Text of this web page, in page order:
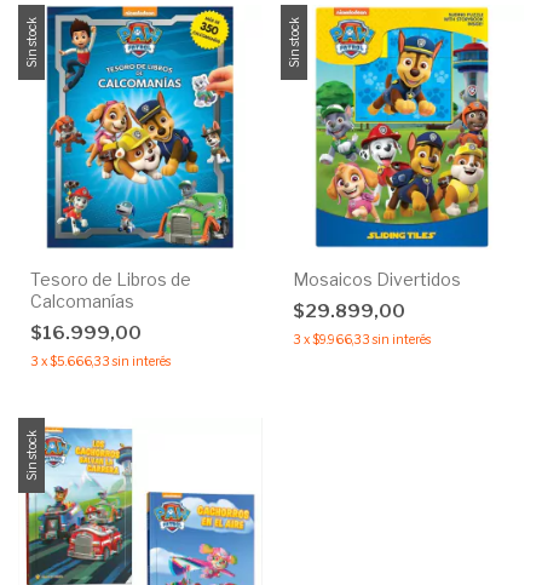
Sin stock
Tesoro de Libros de
Calcomanías
$16.999,00
3 x$5.666,33 sin interés
Sin stock
Mosaicos Divertidos
$29.899,00
3 x$9.966,33 sin interés
Sin stock